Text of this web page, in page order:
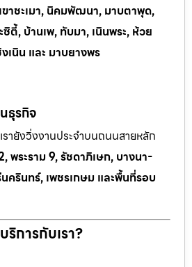
าชะเมา, นิคมพัฒนา, มาบตาพุด,
ตี้, บ้านเพ, ทับมา, เนินพระ, ห้วย
เนิน และ มาบยางพร
ธุรกิจ
ายังวิ่งงานประจำบนถนนสายหลัก
พระราม 9, รัชดาภิเษก, บางนา-
ครินทร์, เพชรเกษม และพื้นที่รอบ
ริการกับเรา?